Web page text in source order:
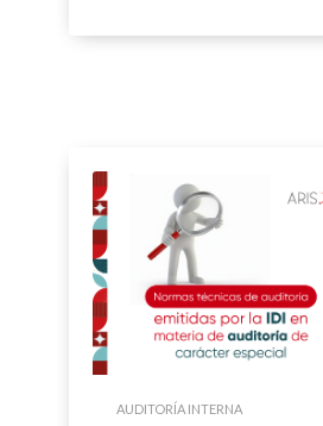
AUDITORÍA INTERNA